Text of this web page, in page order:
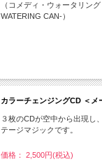
（コメディ・ウォータリン
WATERING CAN-）
カラーチェンジングCD ＜メ
３枚のCDが空中から出現し
テージマジックです。
価格： 2,500円(税込)